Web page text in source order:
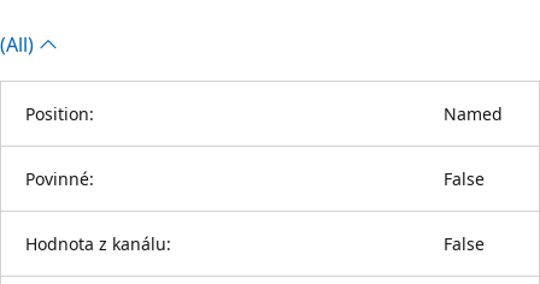
(All)
Position: Named
Povinné: False
Hodnota z kanálu: False